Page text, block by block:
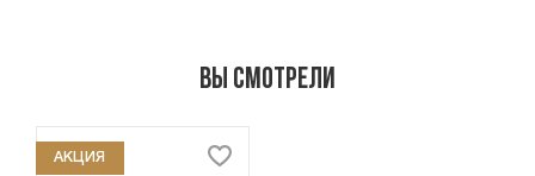
Вы смотрели
АКЦИЯ